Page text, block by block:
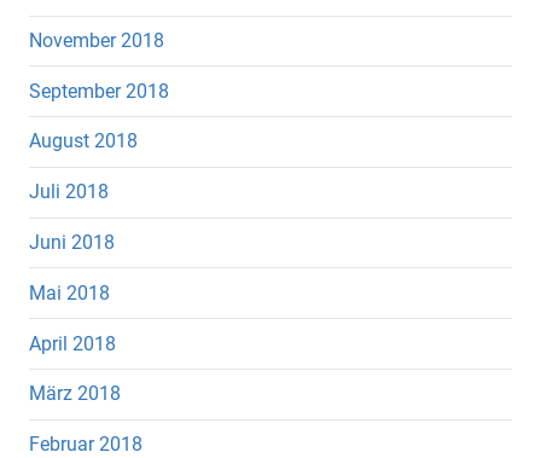
November 2018
September 2018
August 2018
Juli 2018
Juni 2018
Mai 2018
April 2018
März 2018
Februar 2018